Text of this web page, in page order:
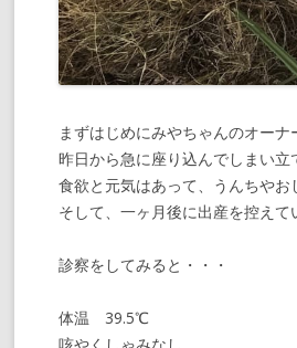
まずはじめにみやちゃんのオーナ
昨日から急に座り込んでしまい立
食欲と元気はあって、うんちやお
そして、一ヶ月後に出産を控えて
診察をしてみると・・・
体温 39.5℃